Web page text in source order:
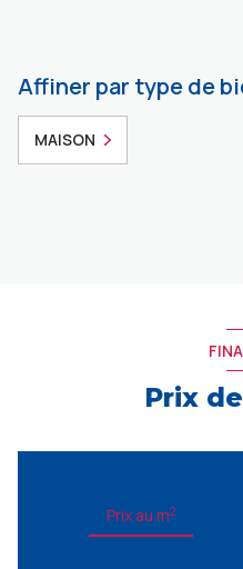
Affiner par type de
MAISON
Prix
Prix au m2